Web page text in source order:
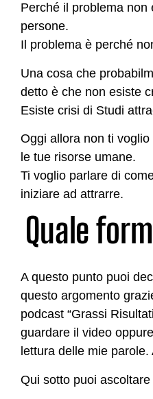
Perché il problema non
persone.
Il problema è perché
Una cosa che
detto è che non esiste
Esiste crisi di Studi
Oggi allora non ti voglio
le tue risorse umane.
Ti voglio parlare di
iniziare ad attrarre.
Quale
A questo punto puoi
questo argomento
podcast “Grassi
guardare il video
lettura delle mie parole.
Qui sotto puoi